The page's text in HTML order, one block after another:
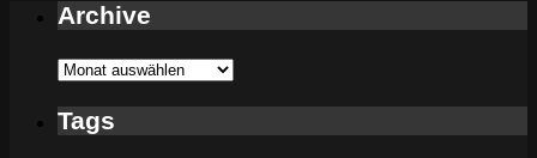
Archive
Archive
Tags